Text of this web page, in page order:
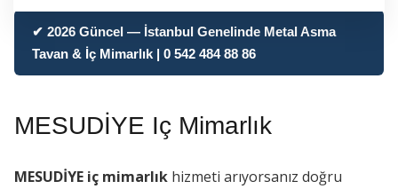
✔ 2026 Güncel — İstanbul Genelinde Metal Asma
Tavan & İç Mimarlık | 0 542 484 88 86
MESUDİYE Iç Mimarlık
MESUDİYE iç mimarlık hizmeti arıyorsanız doğru